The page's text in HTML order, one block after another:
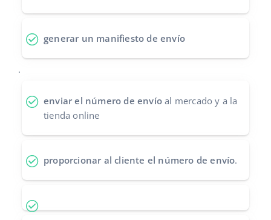
Calculadora de beneficios
Cooperación y socios
Contáctanos
Français
Italiano
português (BR)
generar un manifiesto de envío
.
enviar el número de envío al mercado y a la
tienda online
proporcionar al cliente el número de envío.